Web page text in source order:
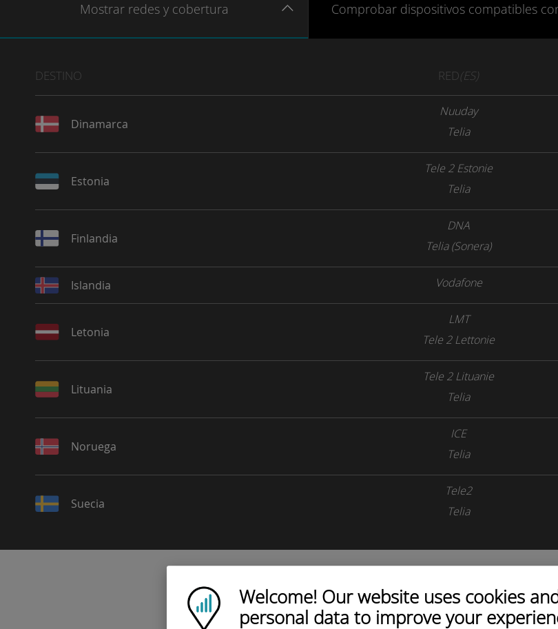
Ubigi logo
Welcome! Our website uses cookies
personal data to improve your
Mostrar redes y cobertura Comprobar dispositivos compatibles
DESTINO RED(ES)
Dinamarca
Nuuday
Telia
Estonia
Tele 2 Estonie
Telia
Finlandia
DNA
Telia (Sonera)
Islandia Vodafone
Letonia
LMT
Tele 2 Lettonie
Lituania
Tele 2 Lituanie
Telia
Noruega
ICE
Telia
Suecia
Tele2
Telia
¿Cómo empezar con